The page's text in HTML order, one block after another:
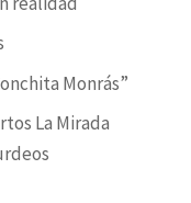
Monrás”
La Mirada